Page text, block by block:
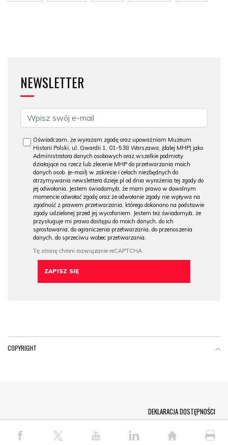
NEWSLETTER
Oświadczam, że wyrażam zgodę oraz upoważniam Muzeum
Historii Polski, ul. Gwardii 1, 01-538 Warszawa, (dalej MHP) jako
Administratora danych osobowych oraz wszelkie podmioty
działające na rzecz lub zlecenie MHP do przetwarzania moich
danych osob. (e-mail) w zakresie i celach niezbędnych do
otrzymywania newslettera dzieje.pl od dnia wyrażenia tej zgody do
jej odwołania. Jestem świadomy/a, że mam prawo w dowolnym
momencie odwołać zgodę oraz że odwołanie zgody nie wpływa na
zgodność z prawem przetwarzania, którego dokonano na podstawie
zgody udzielonej przed jej wycofaniem. Jestem też świadomy/a, że
przysługuje mi prawo dostępu do moich danych, do ich
sprostowania, do ograniczenia przetwarzania, do przenoszenia
danych, do sprzeciwu wobec przetwarzania.
COPYRIGHT
© COPYRIGHT PAP 2026
DEKLARACJA DOSTĘPNOŚCI